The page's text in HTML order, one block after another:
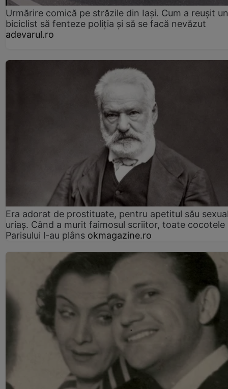
Urmărire comică pe străzile din Iași. Cum a reușit un
biciclist să fenteze poliția și să se facă nevăzut
adevarul.ro
Era adorat de prostituate, pentru apetitul său
uriaș. Când a murit faimosul scriitor, toate cocotele
Parisului l-au plâns okmagazine.ro